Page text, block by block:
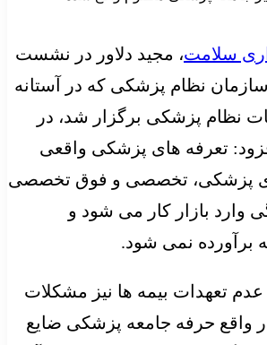
سلامت، مجید دلاور در نشست
سازمان نظام پزشکی که در آستانه
نظام پزشکی برگزار شد، در
تعرفه های پزشکی واقعی
پزشکی، تخصصی و فوق تخصصی
۴۰ سالگی وارد بازار کار می شود و
برآورده نمی شود.
تعهدات بیمه ها نیز مشکلات
واقع حرفه جامعه پزشکی ضایع